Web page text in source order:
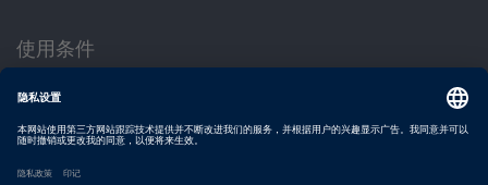
使用条件
隐私政策
版权声明与一般条款及条件